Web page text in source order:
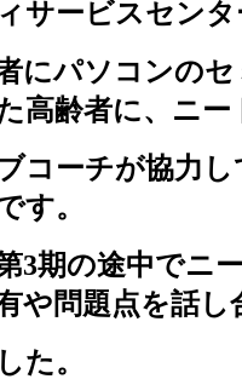
サービスセンタ
にパソコンの
高齢者に、ニー
コーチが協力
す。
3期の途中でニ
や問題点を話し
た。